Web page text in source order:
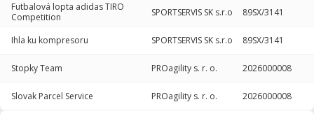
Futbalová lopta adidas TIRO
Competition
SPORTSERVIS SK s.r.o 89SX/3141
Ihla ku kompresoru SPORTSERVIS SK s.r.o 89SX/3141
Stopky Team PROagility s. r. o. 2026000008
Slovak Parcel Service PROagility s. r. o. 2026000008